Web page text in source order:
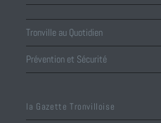
Tronville au Quotidien
Prévention et Sécurité
la Gazette Tronvilloise